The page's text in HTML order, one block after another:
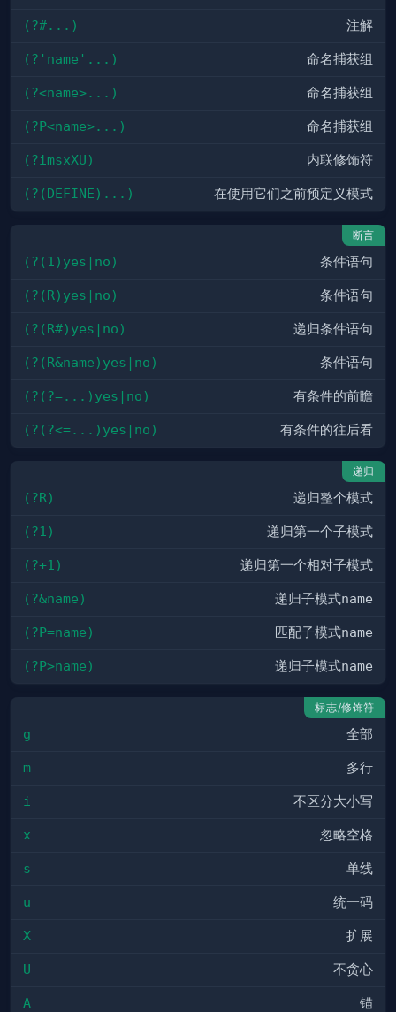
(?#...) 注解
(?'name'...) 命名捕获组
(?<name>...) 命名捕获组
(?P<name>...) 命名捕获组
(?imsxXU) 内联修饰符
(?(DEFINE)...) 在使用它们之前预定义模式
断言
(?(1)yes|no) 条件语句
(?(R)yes|no) 条件语句
(?(R#)yes|no) 递归条件语句
(?(R&name)yes|no) 条件语句
(?(?=...)yes|no) 有条件的前瞻
(?(?<=...)yes|no) 有条件的往后看
递归
(?R) 递归整个模式
(?1) 递归第一个子模式
(?+1) 递归第一个相对子模式
(?&name) 递归子模式name
(?P=name) 匹配子模式name
(?P>name) 递归子模式name
标志/修饰符
g 全部
m 多行
i 不区分大小写
x 忽略空格
s 单线
u 统一码
X 扩展
U 不贪心
A 锚